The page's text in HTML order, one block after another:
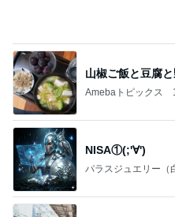
山椒ご飯と豆腐
Amebaトピックス
NISA①(;'∀')
パラスジュエリー（